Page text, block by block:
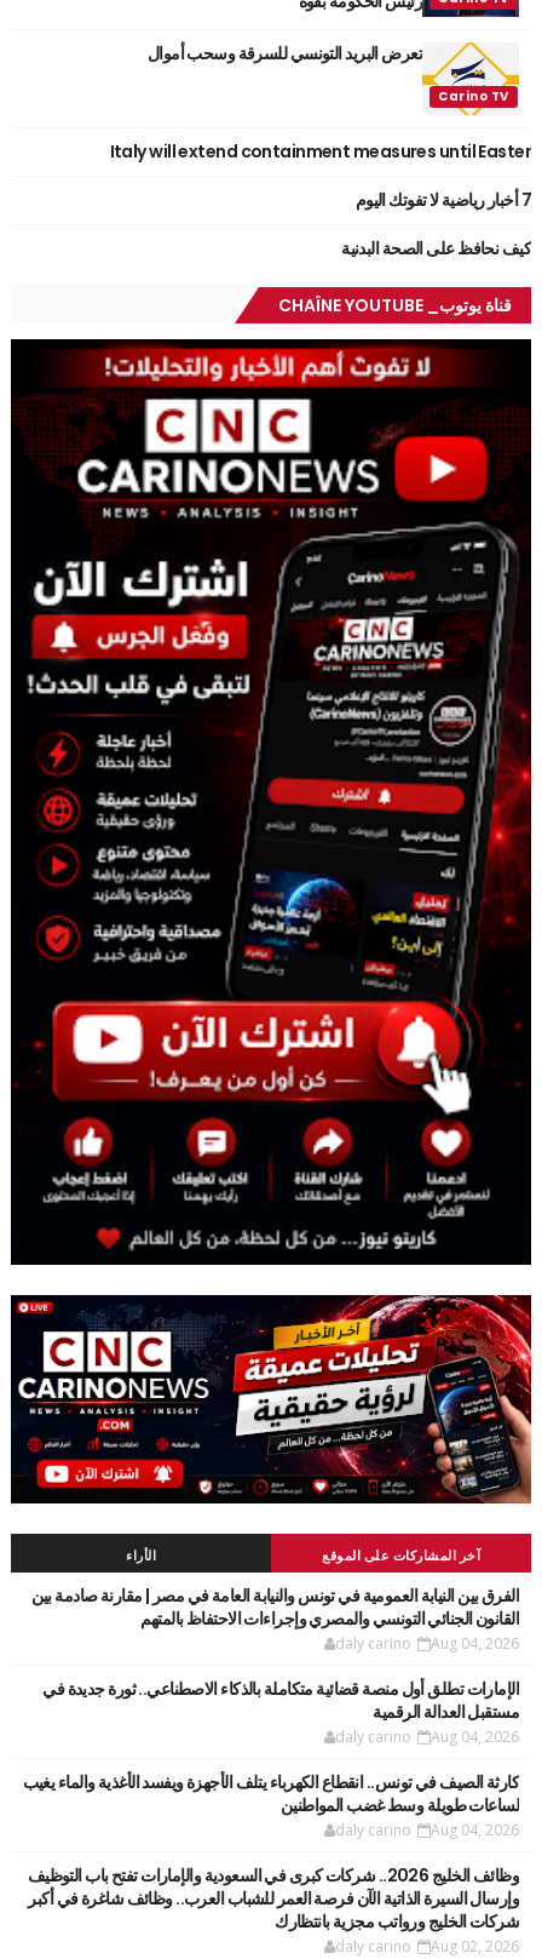
تعرض البريد التونسي للسرقة وسحب أموال
Italy will extend containment measures until Easter
7 أخبار رياضية لا تفوتك اليوم
كيف نحافظ على الصحة البدنية
قناة يوتوب_ CHAÎNE YOUTUBE
آخر المشاركات على الموقع الأراء
الفرق بين النيابة العمومية في تونس والنيابة العامة في مصر | مقارنة صادمة بين
القانون الجنائي التونسي والمصري وإجراءات الاحتفاظ بالمتهم
daly carino Aug 04, 2026
الإمارات تطلق أول منصة قضائية متكاملة بالذكاء الاصطناعي.. ثورة جديدة في
مستقبل العدالة الرقمية
daly carino Aug 04, 2026
كارثة الصيف في تونس.. انقطاع الكهرباء يتلف الأجهزة ويفسد الأغذية والماء يغيب
لساعات طويلة وسط غضب المواطنين
daly carino Aug 04, 2026
وظائف الخليج 2026.. شركات كبرى في السعودية والإمارات تفتح باب التوظيف
وإرسال السيرة الذاتية الآن فرصة العمر للشباب العرب.. وظائف شاغرة في أكبر
شركات الخليج ورواتب مجزية بانتظارك
daly carino Aug 02, 2026